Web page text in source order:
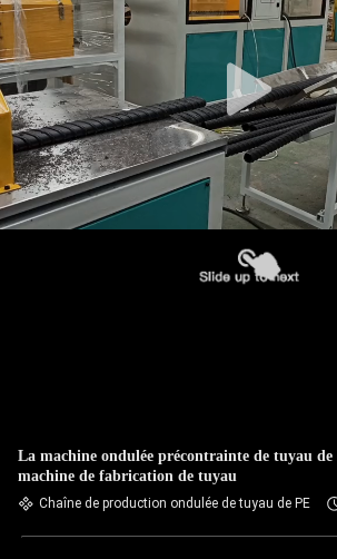
La machine ondulée précontrainte de tuyau
machine de fabrication de tuyau
Chaîne de production ondulée de tuyau de PE